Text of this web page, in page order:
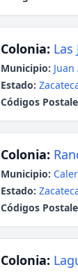
Colonia:
Municipio:
Estado:
Códigos
Colonia:
Municipio:
Estado:
Códigos
Colonia: